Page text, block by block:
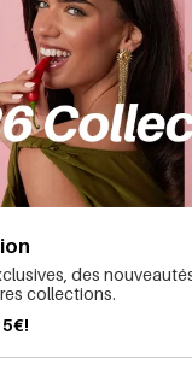
des
collections.